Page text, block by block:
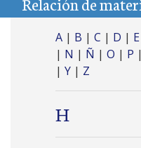
A | B | C | D | E
| N | Ñ | O | P |
| Y | Z
H